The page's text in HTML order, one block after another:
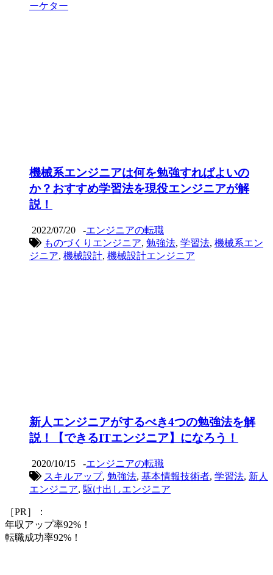
ーケター
機械系エンジニアは何を勉強すればよいの
か？おすすめ学習法を現役エンジニアが解
説！
2022/07/20 -エンジニアの転職
ものづくりエンジニア, 勉強法, 学習法, 機械系エン
ジニア, 機械設計, 機械設計エンジニア
新人エンジニアがするべき4つの勉強法を解
説！【できるITエンジニア】になろう！
2020/10/15 -エンジニアの転職
スキルアップ, 勉強法, 基本情報技術者, 学習法, 新人
エンジニア, 駆け出しエンジニア
［PR］：
年収アップ率92%！
転職成功率92%！